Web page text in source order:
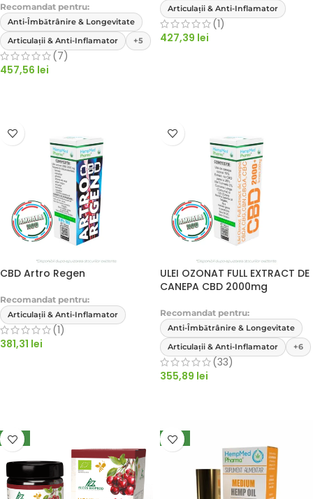
Recomandat pentru:
Anti-Îmbătrânire & Longevitate
Articulații & Anti-Inflamator
+5
(7)
457,56 lei
Articulații & Anti-Inflamator
(1)
427,39 lei
CBD Artro Regen
Recomandat pentru:
Articulații & Anti-Inflamator
(1)
381,31 lei
ULEI OZONAT FULL EXTRACT DE
CANEPA CBD 2000mg
Recomandat pentru:
Anti-Îmbătrânire & Longevitate
Articulații & Anti-Inflamator
+6
(33)
355,89 lei
NEW NEW